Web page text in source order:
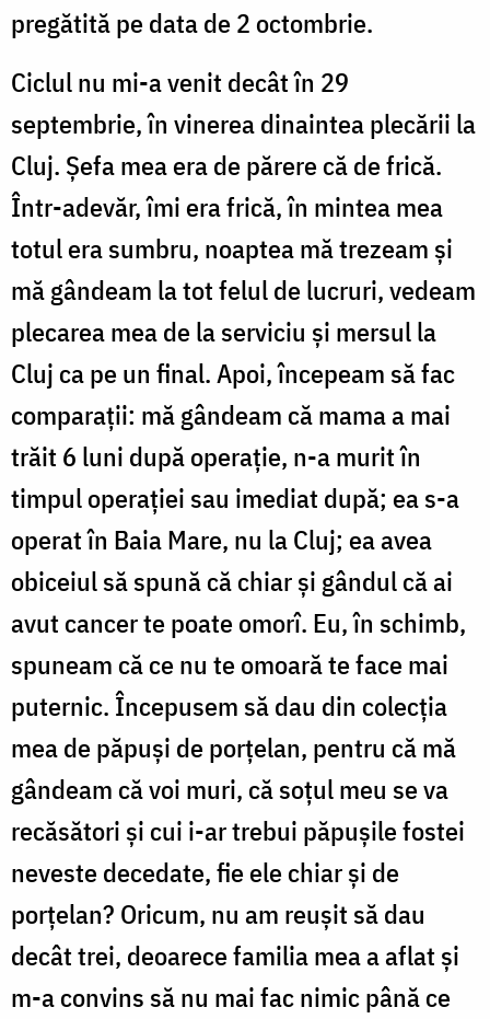
pregătită pe data de 2 octombrie.
Ciclul nu mi-a venit decât în 29
septembrie, în vinerea dinaintea plecării la
Cluj. Șefa mea era de părere că de frică.
Într-adevăr, îmi era frică, în mintea mea
totul era sumbru, noaptea mă trezeam și
mă gândeam la tot felul de lucruri, vedeam
plecarea mea de la serviciu și mersul la
Cluj ca pe un final. Apoi, începeam să fac
comparații: mă gândeam că mama a mai
trăit 6 luni după operație, n-a murit în
timpul operației sau imediat după; ea s-a
operat în Baia Mare, nu la Cluj; ea avea
obiceiul să spună că chiar și gândul că ai
avut cancer te poate omorî. Eu, în schimb,
spuneam că ce nu te omoară te face mai
puternic. Începusem să dau din colecția
mea de păpuși de porțelan, pentru că mă
gândeam că voi muri, că soțul meu se va
recăsători și cui i-ar trebui păpușile fostei
neveste decedate, fie ele chiar și de
porțelan? Oricum, nu am reușit să dau
decât trei, deoarece familia mea a aflat și
m-a convins să nu mai fac nimic până ce